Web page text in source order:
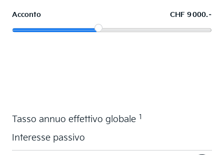
Acconto CHF 9 000.–
Tasso annuo effettivo globale 1
Interesse passivo